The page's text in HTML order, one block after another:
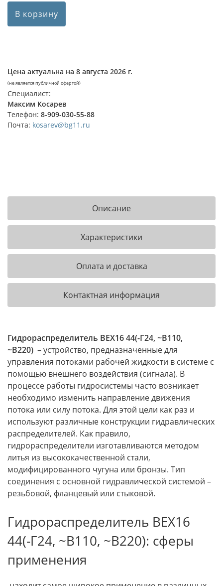
В корзину
Цена актуальна на 8 августа 2026 г.
(не является публичной офертой)
Специалист:
Максим Косарев
Телефон: 8-909-030-55-88
Почта: kosarev@bg11.ru
Описание
Характеристики
Оплата и доставка
Контактная информация
Гидрораспределитель ВЕХ16 44(-Г24, ~В110,
~В220) – устройство, предназначенные для
управления потоками рабочей жидкости в системе с
помощью внешнего воздействия (сигнала). В
процессе работы гидросистемы часто возникает
необходимо изменить направление движения
потока или силу потока. Для этой цели как раз и
используют различные конструкции гидравлических
распределителей. Как правило,
гидрораспределители изготавливаются методом
литья из высококачественной стали,
модифицированного чугуна или бронзы. Тип
соединения с основной гидравлической системой –
резьбовой, фланцевый или стыковой.
Гидрораспределитель ВЕХ16
44(-Г24, ~В110, ~В220): сферы
применения